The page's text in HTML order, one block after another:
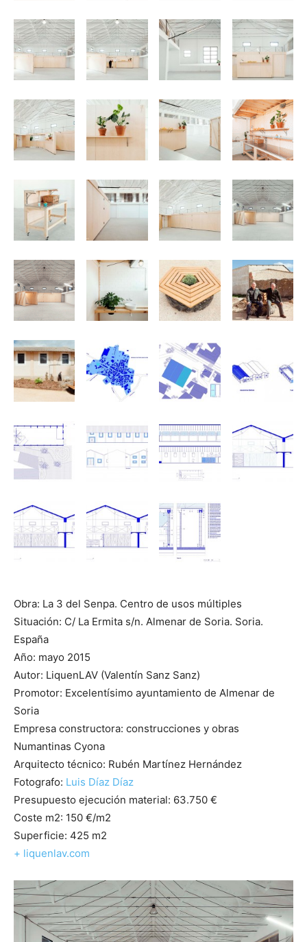
Obra: La 3 del Senpa. Centro de usos múltiples
Situación: C/ La Ermita s/n. Almenar de Soria. Soria.
España
Año: mayo 2015
Autor: LiquenLAV (Valentín Sanz Sanz)
Promotor: Excelentísimo ayuntamiento de Almenar de
Soria
Empresa constructora: construcciones y obras
Numantinas Cyona
Arquitecto técnico: Rubén Martínez Hernández
Fotografo: Luis Díaz Díaz
Presupuesto ejecución material: 63.750 €
Coste m2: 150 €/m2
Superficie: 425 m2
+ liquenlav.com